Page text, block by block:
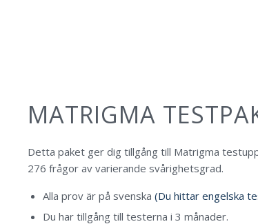
MATRIGMA
Detta paket ger dig tillgång till Matrigma
276 frågor av varierande svårighetsgrad.
Alla prov är på svenska (Du hittar engelska
Du har tillgång till testerna i 3 månader.